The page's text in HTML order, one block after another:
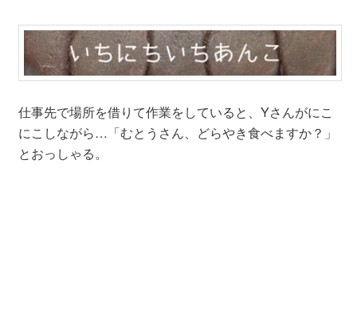
仕事先で場所を借りて作業をしていると、Yさんがにこ
にこしながら…「むとうさん、どらやき食べますか？」
とおっしゃる。